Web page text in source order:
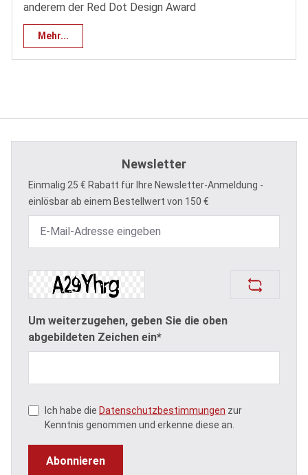
anderem der Red Dot Design Award
Mehr...
Newsletter
Einmalig 25 € Rabatt für Ihre Newsletter-Anmeldung -
einlösbar ab einem Bestellwert von 150 €
Um weiterzugehen, geben Sie die oben
abgebildeten Zeichen ein*
Ich habe die Datenschutzbestimmungen zur
Kenntnis genommen und erkenne diese an.
Abonnieren